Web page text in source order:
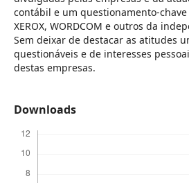
contábil e um questionamento-chave
XEROX, WORDCOM e outros da
Sem deixar de destacar as atitudes
questionáveis e de interesses
destas empresas.
Downloads